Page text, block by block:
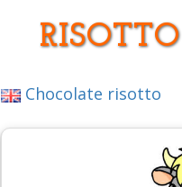
Chocolate risotto